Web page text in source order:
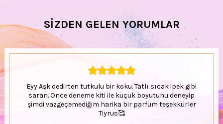
SİZDEN GELEN YORUMLAR
Eyy Aşk dedirten tutkulu bir koku. Tatlı sıcak ipek gibi
saran. Önce deneme kiti ile küçük boyutunu deneyip
şimdi vazgeçemediğim harika bir parfüm teşekkürler
Tiyrus🥰